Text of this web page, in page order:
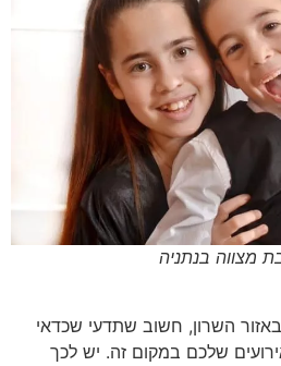
מצווה בנתניה
באזור השרון, חשוב שתדעי שכדאי
שלכם במקום זה. יש לכך